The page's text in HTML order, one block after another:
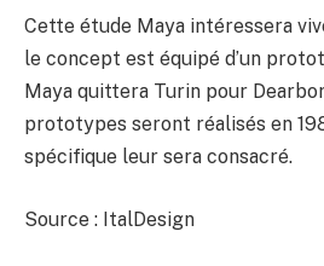
Cette étude Maya intéressera
le concept est équipé d’un
Maya quittera Turin pour
prototypes seront réalisés en
spécifique leur sera consacré.
Source : ItalDesign